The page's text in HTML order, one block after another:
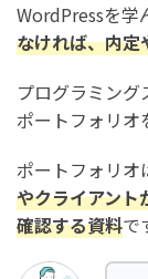
WordPressを学
なければ、内定
プログラミン
ポートフォリオ
ポートフォリオ
やクライアン
確認する資料で